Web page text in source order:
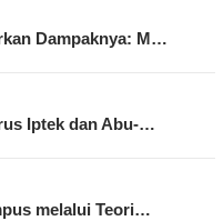
Dampaknya: M…
Iptek dan Abu-…
melalui Teori…